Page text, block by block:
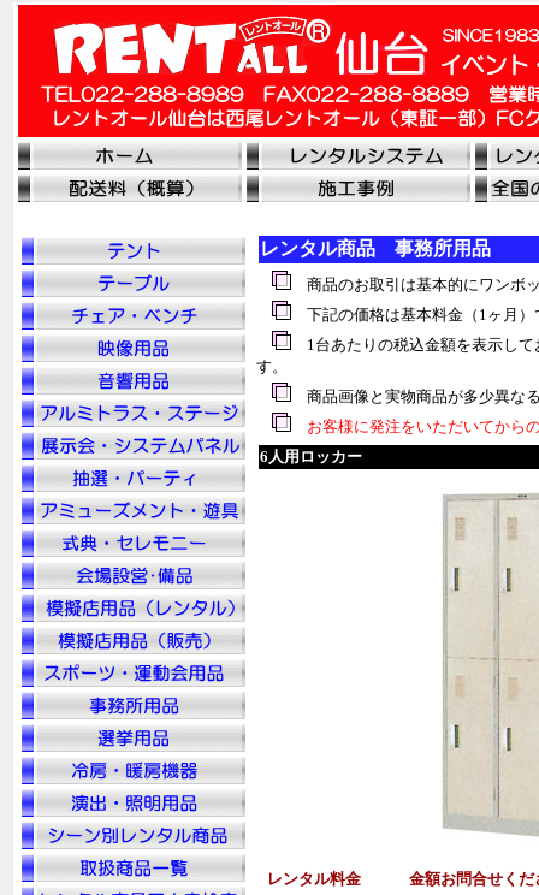
レンタル商品 事務所用品
商品のお取引は基本的にワンボ
下記の価格は基本料金（1ヶ月）
1台あたりの税込金額を表示して
す。
商品画像と実物商品が多少異な
お客様に発注をいただいてから
6人用ロッカー
レンタル料金
金額お問合せくだ